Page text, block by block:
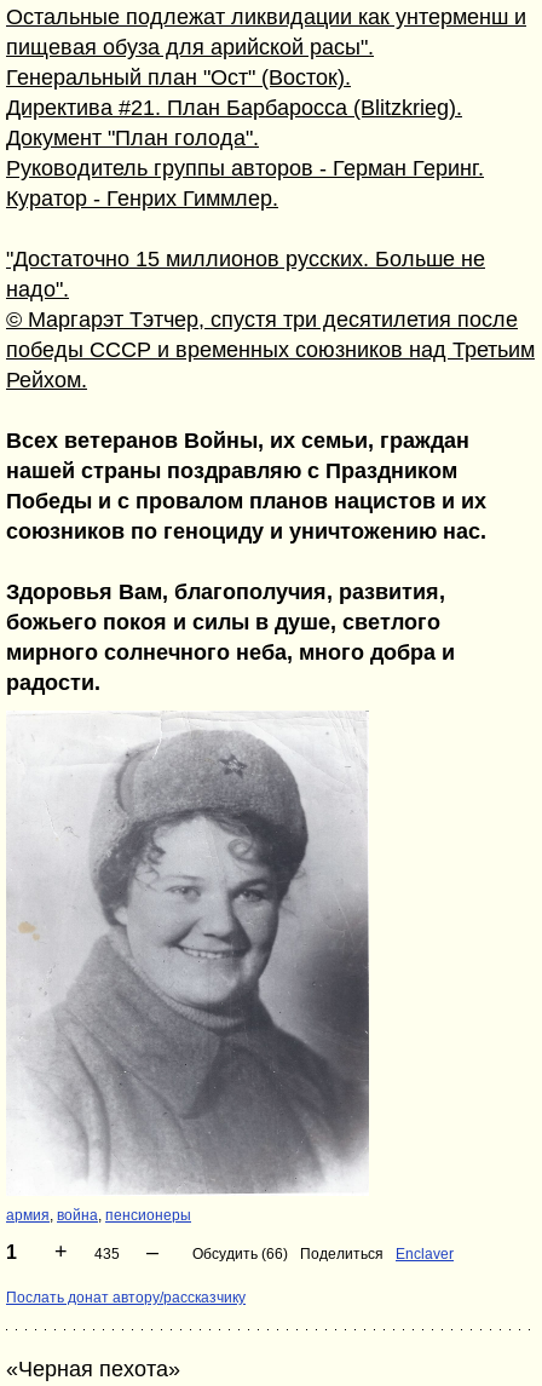
Остальные подлежат ликвидации как унтерменш и
пищевая обуза для арийской расы".
Генеральный план "Ост" (Восток).
Директива #21. План Барбаросса (Blitzkrieg).
Документ "План голода".
Руководитель группы авторов - Герман Геринг.
Куратор - Генрих Гиммлер.
"Достаточно 15 миллионов русских. Больше не
надо".
© Маргарэт Тэтчер, спустя три десятилетия после
победы СССР и временных союзников над Третьим
Рейхом.
Всех ветеранов Войны, их семьи, граждан
нашей страны поздравляю с Праздником
Победы и с провалом планов нацистов и их
союзников по геноциду и уничтожению нас.
Здоровья Вам, благополучия, развития,
божьего покоя и силы в душе, светлого
мирного солнечного неба, много добра и
радости.
армия война пенсионеры
1 + 435 – Обсудить (66) Поделиться Enclaver
Послать донат автору/рассказчику
«Черная пехота»